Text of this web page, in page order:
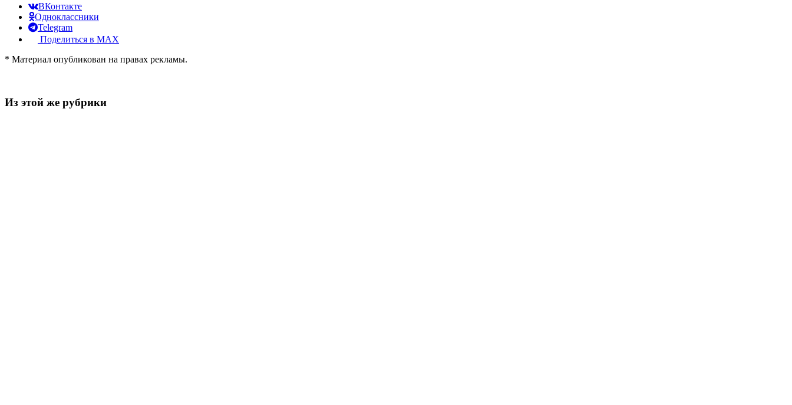
ВКонтакте
Одноклассники
Telegram
Поделиться в MAX
* Материал опубликован на правах рекламы.
Из этой же рубрики